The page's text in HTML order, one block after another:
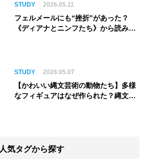
STUDY 2026.05.11
フェルメールにも“挫折”があった？
《ディアナとニンフたち》から読み解
STUDY 2026.05.07
【かわいい縄文芸術の動物たち】多様
なフィギュアはなぜ作られた？縄文人
人気タグから探す